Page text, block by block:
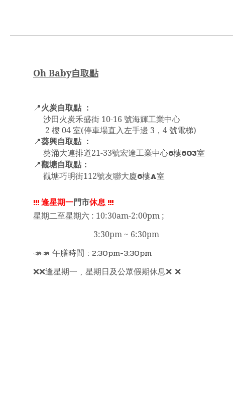
Oh Baby自取點
📍火炭自取點 ：
沙田火炭禾盛街 10-16 號海輝工業中心
2 樓 04 室(停車場直入左手邊 3，4 號電梯)
📍葵興自取點 ：
葵涌大連排道21-33號宏達工業中心6樓603室
📍觀塘自取點：
觀塘巧明街112號友聯大廈6樓A室
!!!逢星期一門市休息 !!!
星期二至星期六 : 10:30am-2:00pm ;
3:30pm ~ 6:30pm
📣📣 午膳時間 : 2:30pm-3:30pm
❌❌逢星期一 , 星期日及公眾假期休息❌ ❌